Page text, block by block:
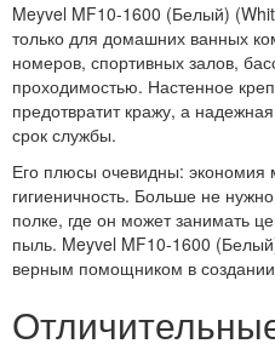
Meyvel MF10-1600 (Белый)
только для домашних ванных
номеров, спортивных залов,
проходимостью. Настенное
предотвратит кражу, а
срок службы.
Его плюсы очевидны: экономия
гигиеничность. Больше не
полке, где он может занимать
пыль. Meyvel MF10-1600
верным помощником в создании